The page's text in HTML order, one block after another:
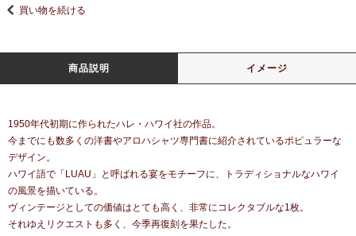
買い物を続ける
商品説明 イメージ
1950年代初期に作られたハレ・ハワイ社の作品。
今までにも数多くの洋書やアロハシャツ専門書に紹介されているポピュラーな
デザイン。
ハワイ語で「LUAU」と呼ばれる宴をモチーフに、トラディショナルなハワイ
の風景を描いている。
ヴィンテージとしての価値はとても高く、非常にコレクタブルな1枚。
それゆえリクエストも多く、今季再復刻を果たした。